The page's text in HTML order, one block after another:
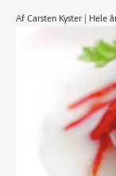
Af Carsten Kyster | Hele